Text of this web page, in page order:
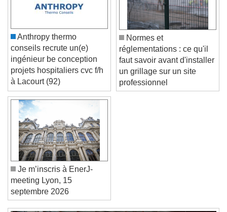
Caption Area Background
Color
Font Size
Text Edge Style
Font Family
Reset
Done
Close Modal Dialog
End of dialog window.
Anthropy thermo
conseils recrute un(e)
ingénieur be conception
projets hospitaliers cvc f/h
à Lacourt (92)
Normes et
réglementations : ce qu'il
faut savoir avant d'installer
un grillage sur un site
professionnel
Je m’inscris à EnerJ-
meeting Lyon, 15
septembre 2026